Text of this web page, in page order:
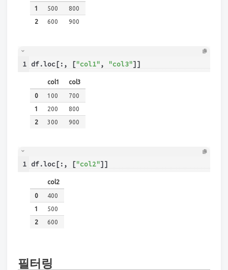
1 500
800
2
600 900
1 df.loc[:, ["col1", "col3"]]
col1 col3
0 100
700
1
200
800
2
300 900
1 df.loc[:, ["col2"]]
col2
0
400
1
500
2
600
필터링